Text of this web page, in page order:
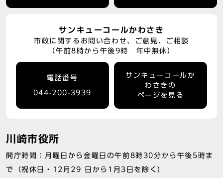
サンキューコールかわさき
市政に関するお問い合わせ、ご意見、ご相談
（午前8時から午後9時 年中無休）
電話番号
044-200-3939
サンキューコールか
わさきの
ページを見る
川崎市役所
開庁時間：月曜日から金曜日の午前8時30分から午後5時ま
で（祝休日・12月29 日から1月3日を除く）